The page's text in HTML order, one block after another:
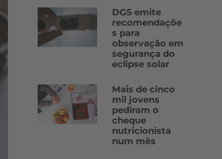
DGS emite
recomendaçõe
s para
observação em
segurança do
eclipse solar
Mais de cinco
mil jovens
pediram o
cheque
nutricionista
num mês